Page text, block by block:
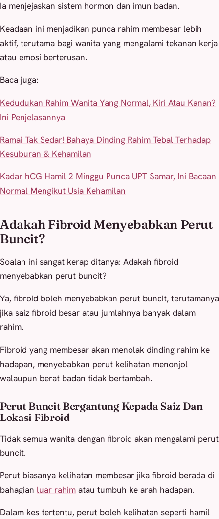
Ia menjejaskan sistem hormon dan imun badan.
Keadaan ini menjadikan punca rahim membesar lebih
aktif, terutama bagi wanita yang mengalami tekanan kerja
atau emosi berterusan.
Baca juga:
Kedudukan Rahim Wanita Yang Normal, Kiri Atau Kanan?
Ini Penjelasannya!
Ramai Tak Sedar! Bahaya Dinding Rahim Tebal Terhadap
Kesuburan & Kehamilan
Kadar hCG Hamil 2 Minggu Punca UPT Samar, Ini Bacaan
Normal Mengikut Usia Kehamilan
Adakah Fibroid Menyebabkan Perut
Buncit?
Soalan ini sangat kerap ditanya: Adakah fibroid
menyebabkan perut buncit?
Ya, fibroid boleh menyebabkan perut buncit, terutamanya
jika saiz fibroid besar atau jumlahnya banyak dalam
rahim.
Fibroid yang membesar akan menolak dinding rahim ke
hadapan, menyebabkan perut kelihatan menonjol
walaupun berat badan tidak bertambah.
Perut Buncit Bergantung Kepada Saiz Dan
Lokasi Fibroid
Tidak semua wanita dengan fibroid akan mengalami perut
buncit.
Perut biasanya kelihatan membesar jika fibroid berada di
bahagian luar rahim atau tumbuh ke arah hadapan.
Dalam kes tertentu, perut boleh kelihatan seperti hamil